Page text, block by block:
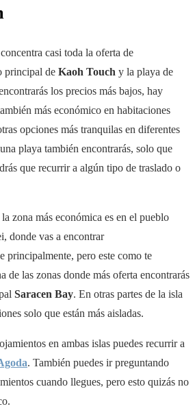
casi toda la oferta de
principal de Kaoh Touch y la playa de
los precios más bajos, hay
más económico en habitaciones
opciones más tranquilas en diferentes
playa también encontrarás, solo que
que recurrir a algún tipo de traslado o
la zona más económica es en el pueblo
donde vas a encontrar
principalmente, pero este como te
de las zonas donde más oferta encontrarás
Saracen Bay. En otras partes de la isla
solo que están más aisladas.
en ambas islas puedes recurrir a
. También puedes ir preguntando
cuando llegues, pero esto quizás no